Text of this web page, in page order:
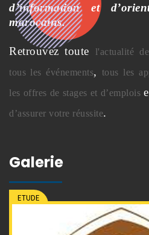
d’information et
marocains.
Retrouvez toute l'actualité
tous les événements, tous les
les offres de stages et d’emplois
d’assurer votre réussite.
Galerie